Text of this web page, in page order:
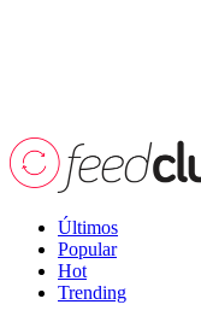
Últimos
Popular
Hot
Trending